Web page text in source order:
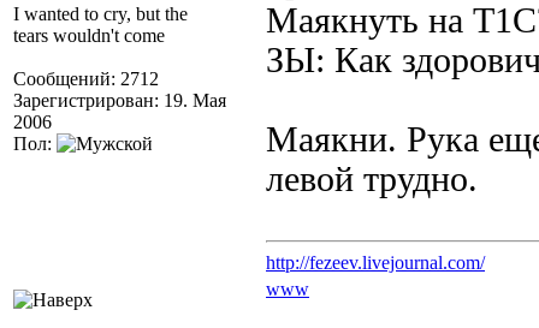
I wanted to cry, but the
tears wouldn't come
Сообщений: 2712
Зарегистрирован: 19. Мая
2006
Пол:
Маякнуть на
ЗЫ: Как
Маякни. Рука еще
левой трудно.
http://fezeev.livejournal.com/
www